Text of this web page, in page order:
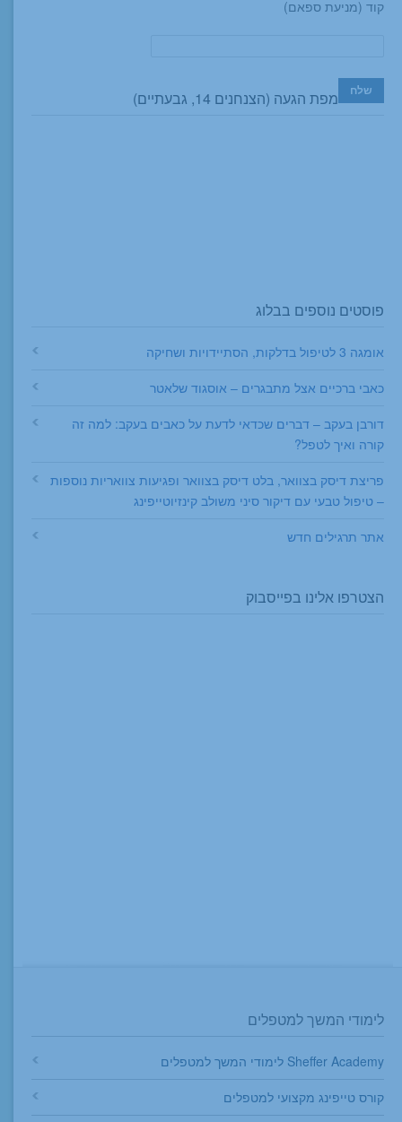
קוד (מניעת ספאם)
מפת הגעה (הצנחנים 14, גבעתיים)
פוסטים נוספים בבלוג
אומגה 3 לטיפול בדלקות, הסתיידויות ושחיקה
כאבי ברכיים אצל מתבגרים – אוסגוד שלאטר
דורבן בעקב – דברים שכדאי לדעת על כאבים בעקב: למה זה
קורה ואיך לטפל?
פריצת דיסק בצוואר, בלט דיסק בצוואר ופגיעות צוואריות נוספות
– טיפול טבעי עם דיקור סיני משולב קינזיוטייפינג
אתר תרגילים חדש
הצטרפו אלינו בפייסבוק
לימודי המשך למטפלים
Sheffer Academy לימודי המשך למטפלים
קורס טייפינג מקצועי למטפלים